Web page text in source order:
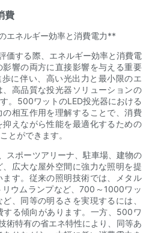
費
エネルギー効率と消費電力**
価する際、エネルギー効率と消費電
響の両方に直接影響を与える重要
に伴い、高い光出力と最小限のエ
高品質な投光器ソリューションの
。500ワットのLED投光器における
相互作用を理解することで、消費
えながら性能を最適化するための
とができます。
スポーツアリーナ、駐車場、建物の
広大な屋外空間に強力な照明を提
す。従来の照明技術では、メタル
ウムランプなど、700～1000ワッ
、同等の明るさを実現するには、
する傾向があります。一方、500ワ
術特有の省エネ特性により、同等あ